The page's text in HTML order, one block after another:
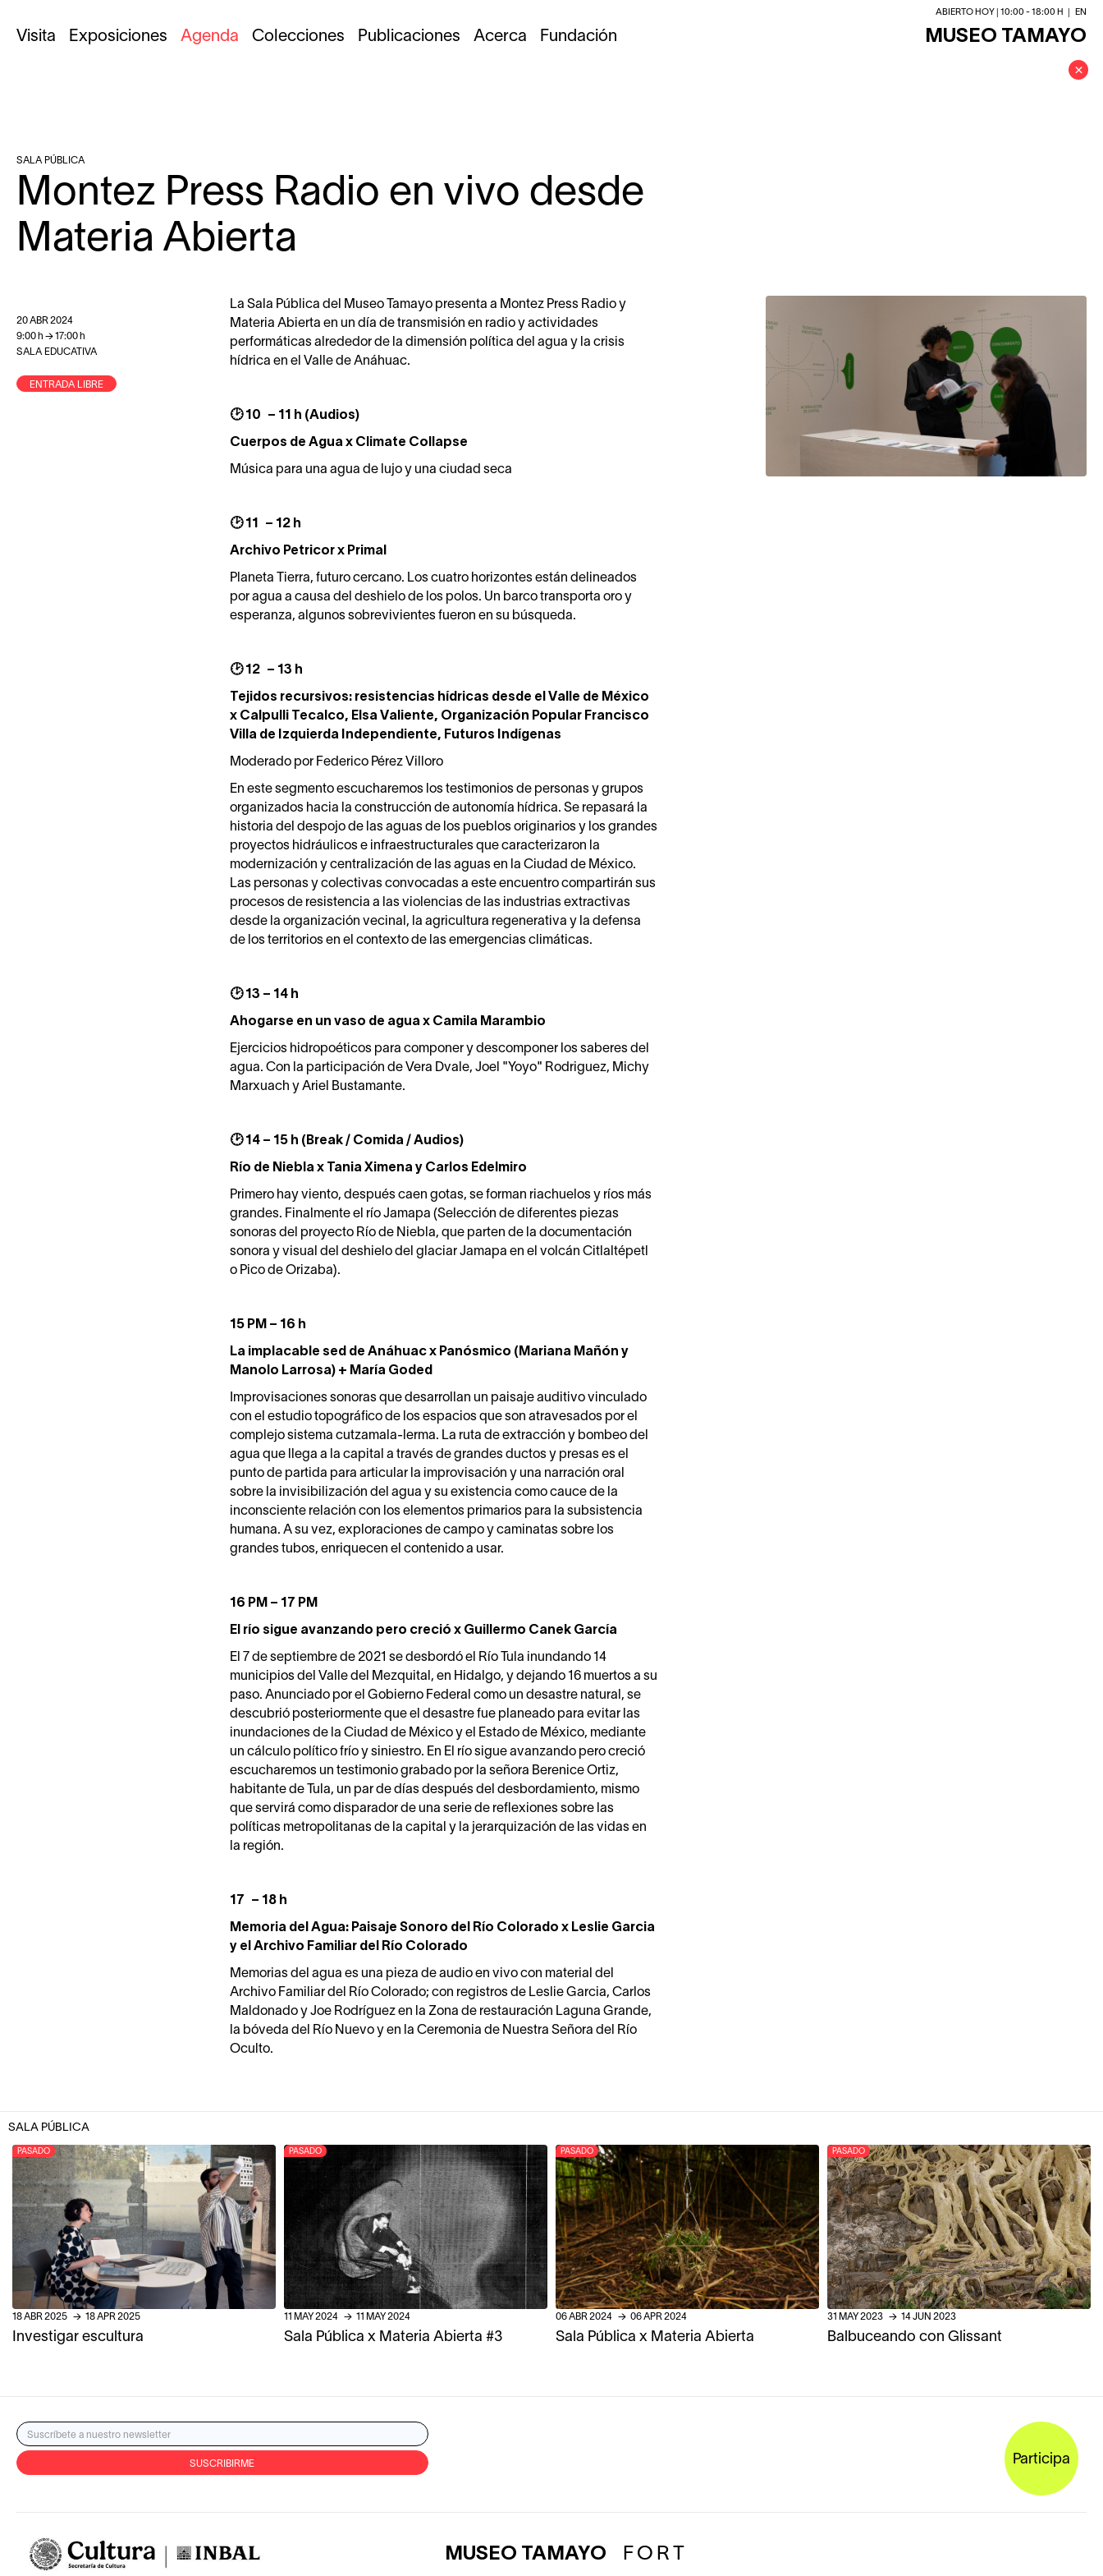
ABIERTO HOY | 10:00 - 18:00 H EN
Visita Exposiciones Agenda Colecciones Publicaciones Acerca Fundación MUSEO TAMAYO
×
SALA PÚBLICA
Montez Press Radio en vivo desde
Materia Abierta
20ABR 2024
9:00 h →17:00 h
SALA EDUCATIVA
ENTRADA LIBRE
La Sala Pública del Museo Tamayo presenta a Montez Press Radio y
Materia Abierta en un día de transmisión en radio y actividades
performáticas alrededor de la dimensión política del agua y la crisis
hídrica en el Valle de Anáhuac.
🕑 10 – 11 h (Audios)
Cuerpos de Agua x Climate Collapse
Música para una agua de lujo y una ciudad seca
🕑 11 – 12 h
Archivo Petricor x Primal
Planeta Tierra, futuro cercano. Los cuatro horizontes están delineados
por agua a causa del deshielo de los polos. Un barco transporta oro y
esperanza, algunos sobrevivientes fueron en su búsqueda.
🕑 12 – 13 h
Tejidos recursivos: resistencias hídricas desde el Valle de México
x Calpulli Tecalco, Elsa Valiente, Organización Popular Francisco
Villa de Izquierda Independiente, Futuros Indígenas
Moderado por Federico Pérez Villoro
En este segmento escucharemos los testimonios de personas y grupos
organizados hacia la construcción de autonomía hídrica. Se repasará la
historia del despojo de las aguas de los pueblos originarios y los grandes
proyectos hidráulicos e infraestructurales que caracterizaron la
modernización y centralización de las aguas en la Ciudad de México.
Las personas y colectivas convocadas a este encuentro compartirán sus
procesos de resistencia a las violencias de las industrias extractivas
desde la organización vecinal, la agricultura regenerativa y la defensa
de los territorios en el contexto de las emergencias climáticas.
🕑 13 – 14 h
Ahogarse en un vaso de agua x Camila Marambio
Ejercicios hidropoéticos para componer y descomponer los saberes del
agua. Con la participación de Vera Dvale, Joel "Yoyo" Rodriguez, Michy
Marxuach y Ariel Bustamante.
🕑 14 – 15 h (Break / Comida / Audios)
Río de Niebla x Tania Ximena y Carlos Edelmiro
Primero hay viento, después caen gotas, se forman riachuelos y ríos más
grandes. Finalmente el río Jamapa (Selección de diferentes piezas
sonoras del proyecto Río de Niebla, que parten de la documentación
sonora y visual del deshielo del glaciar Jamapa en el volcán Citlaltépetl
o Pico de Orizaba).
15 PM – 16 h
La implacable sed de Anáhuac x Panósmico (Mariana Mañón y
Manolo Larrosa) + María Goded
Improvisaciones sonoras que desarrollan un paisaje auditivo vinculado
con el estudio topográfico de los espacios que son atravesados por el
complejo sistema cutzamala-lerma. La ruta de extracción y bombeo del
agua que llega a la capital a través de grandes ductos y presas es el
punto de partida para articular la improvisación y una narración oral
sobre la invisibilización del agua y su existencia como cauce de la
inconsciente relación con los elementos primarios para la subsistencia
humana. A su vez, exploraciones de campo y caminatas sobre los
grandes tubos, enriquecen el contenido a usar.
16 PM – 17 PM
El río sigue avanzando pero creció x Guillermo Canek García
El 7 de septiembre de 2021 se desbordó el Río Tula inundando 14
municipios del Valle del Mezquital, en Hidalgo, y dejando 16 muertos a su
paso. Anunciado por el Gobierno Federal como un desastre natural, se
descubrió posteriormente que el desastre fue planeado para evitar las
inundaciones de la Ciudad de México y el Estado de México, mediante
un cálculo político frío y siniestro. En El río sigue avanzando pero creció
escucharemos un testimonio grabado por la señora Berenice Ortiz,
habitante de Tula, un par de días después del desbordamiento, mismo
que servirá como disparador de una serie de reflexiones sobre las
políticas metropolitanas de la capital y la jerarquización de las vidas en
la región.
17 – 18 h
Memoria del Agua: Paisaje Sonoro del Río Colorado x Leslie Garcia
y el Archivo Familiar del Río Colorado
Memorias del agua es una pieza de audio en vivo con material del
Archivo Familiar del Río Colorado; con registros de Leslie Garcia, Carlos
Maldonado y Joe Rodríguez en la Zona de restauración Laguna Grande,
la bóveda del Río Nuevo y en la Ceremonia de Nuestra Señora del Río
Oculto.
SALA PÚBLICA
PASADO
18ABR 2025 → 18APR 2025
Investigar escultura
PASADO
11 MAY2024 → 11 MAY2024
Sala Pública x Materia Abierta #3
PASADO
06ABR 2024 → 06APR 2024
Sala Pública x Materia Abierta
PASADO
31 MAY2023 → 14JUN 2023
Balbuceando con Glissant
Participa
MUSEO TAMAYO FORT